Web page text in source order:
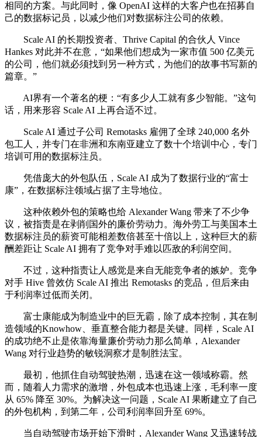
相同的方案。与此同时，像 OpenAI 这样的大客户也在招募自
己的数据标记员，以减少他们对数据标注公司的依赖。
Scale AI 的长期投资者、Thrive Capital 的合伙人 Vince
Hankes 对此并不在意，“如果他们想成为一家市值 500 亿美元
的公司，他们就必须找到另一种方式，为他们的故事书写新的
篇章。”
AI界有一个著名的梗：“有多少人工就有多少智能。”这句
话，用来形容 Scale AI 上再合适不过。
Scale AI 通过子公司 Remotasks 雇佣了全球 240,000 名外
包工人，并专门在非洲和东南亚建立了数十个培训中心，专门
培训可用的数据标注员。
凭借庞大的外包队伍，Scale AI 成为了数据行业的“富士
康”，在数据标注领域占据了主导地位。
这种依赖外包的策略也给 Alexander Wang 带来了不少争
议，被指责是在剥削国外的廉价劳动力。海外劳工与美国本土
数据标注员的薪资可能相差数倍甚至十倍以上，这种巨大的薪
酬差距让 Scale AI 拥有了竞争对手难以匹敌的利润空间。
不过，这种指责让人感觉是来自无能竞争者的嫉妒。竞争
对手 Hive 曾效仿 Scale AI 推出 Remotasks 的竞品，但后来由
于利润率过低而关闭。
富士康能成为制造业中的巨无霸，除了成本控制，其在制
造领域的Knowhow、垂直整合能力都是关键。同样，Scale AI
的成功绝不止是依靠海量廉价劳动力那么简单，Alexander
Wang 对行业趋势的敏锐洞察才是制胜法宝。
最初，他抓住自动驾驶热潮，迅速在这一领域称霸。然
而，随着人力需求的激增，外包成本也迅速上涨，毛利率一度
从 65% 降至 30%。为解决这一问题，Scale AI 果断建立了自己
的外包机构，到第二年，公司利润率回升至 69%。
当自动驾驶市场开始下滑时，Alexander Wang 又迅速转战